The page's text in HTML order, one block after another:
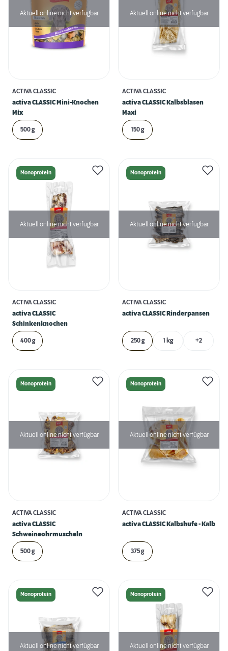
Aktuell online nicht verfügbar
ACTIVA CLASSIC
activa CLASSIC Mini-Knochen
Mix
500 g
Aktuell online nicht verfügbar
ACTIVA CLASSIC
activa CLASSIC Kalbsblasen
Maxi
150 g
Monoprotein
Aktuell online nicht verfügbar
ACTIVA CLASSIC
activa CLASSIC
Schinkenknochen
400 g
Monoprotein
Aktuell online nicht verfügbar
ACTIVA CLASSIC
activa CLASSIC Rinderpansen
250 g 1 kg +2
Monoprotein
Aktuell online nicht verfügbar
ACTIVA CLASSIC
activa CLASSIC
Schweineohrmuscheln
500 g
Monoprotein
Aktuell online nicht verfügbar
ACTIVA CLASSIC
activa CLASSIC Kalbshufe - Kalb
375 g
Monoprotein
Aktuell online nicht verfügbar
Monoprotein
Aktuell online nicht verfügbar